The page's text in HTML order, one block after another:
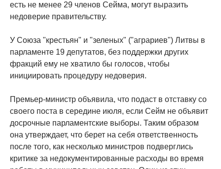
есть не менее 29 членов Сейма, могут выразить
недоверие правительству.
У Союза "крестьян" и "зеленых" ("аграриев") Литвы в
парламенте 19 депутатов, без поддержки других
фракций ему не хватило бы голосов, чтобы
инициировать процедуру недоверия.
Премьер-министр объявила, что подаст в отставку со
своего поста в середине июля, если Сейм не объявит
досрочные парламентские выборы. Таким образом
она утверждает, что берет на себя ответственность
после того, как несколько министров подверглись
критике за недокументированные расходы во время